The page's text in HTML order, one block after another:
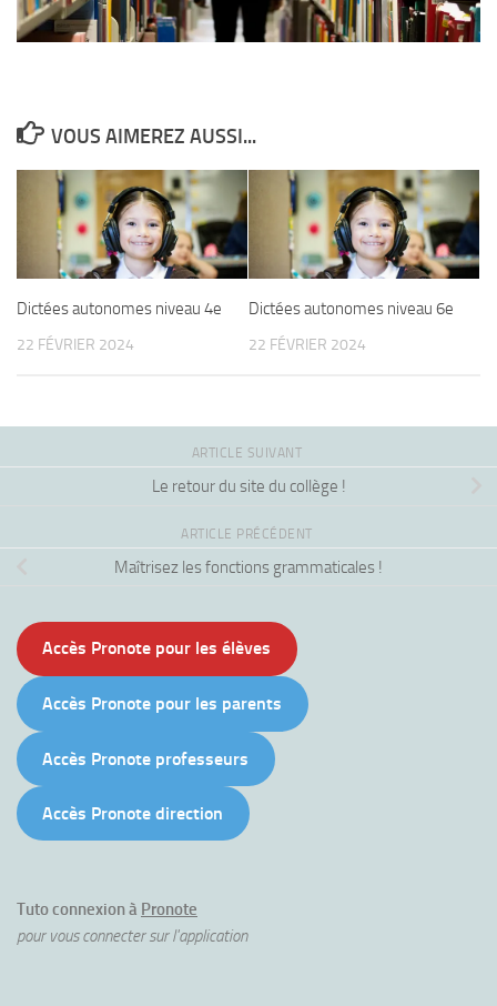
VOUS AIMEREZ AUSSI...
Dictées autonomes niveau 4e
22 FÉVRIER 2024
Dictées autonomes niveau 6e
22 FÉVRIER 2024
ARTICLE SUIVANT
Le retour du site du collège !
ARTICLE PRÉCÉDENT
Maîtrisez les fonctions grammaticales !
Accès Pronote pour les élèves
Accès Pronote pour les parents
Accès Pronote professeurs
Accès Pronote direction
Tuto connexion à Pronote
pour vous connecter sur l'application